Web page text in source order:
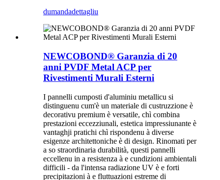
dumandadettagliu
NEWCOBOND® Garanzia di 20
anni PVDF Metal ACP per
Rivestimenti Murali Esterni
I pannelli cumposti d'aluminiu metallicu si
distinguenu cum'è un materiale di custruzzione è
decorativu premium è versatile, chì combina
prestazioni eccezziunali, estetica impressiunante è
vantaghji pratichi chì rispondenu à diverse
esigenze architettoniche è di design. Rinomati per
a so straordinaria durabilità, questi pannelli
eccellenu in a resistenza à e cundizioni ambientali
difficili - da l'intensa radiazione UV è e forti
precipitazioni à e fluttuazioni estreme di